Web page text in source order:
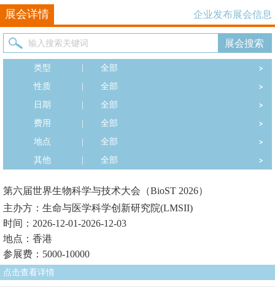
展会详情 企业发布展会信息
类型
全部
性质
全部
日期
全部
费用
全部
地点
全部
其他
全部
第六届世界生物科学与技术大会（BioST 2026）
主办方：生命与医学科学创新研究院(LMSII)
时间：2026-12-01-2026-12-03
地点：香港
参展费：5000-10000
点击查看详情